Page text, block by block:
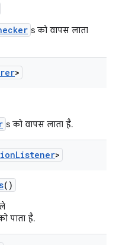
s को वापस लाता
>
s को वापस लाता है.
Listener>
()
पाता है.